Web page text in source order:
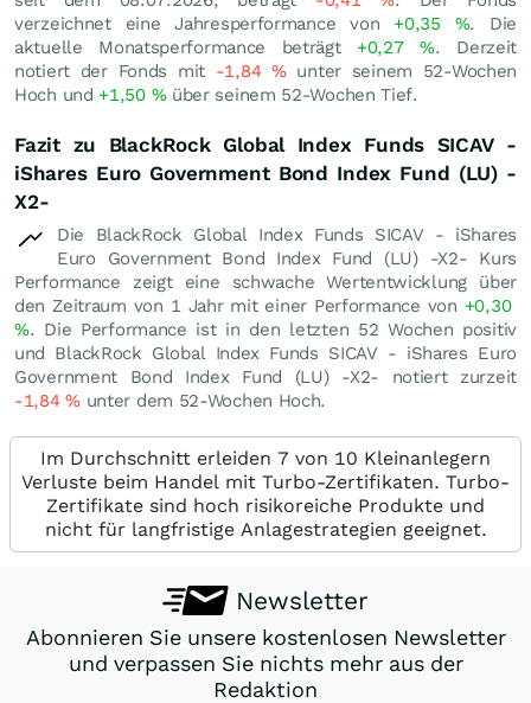
verzeichnet eine Jahresperformance von +0,35 %. Die
aktuelle Monatsperformance beträgt +0,27%. Derzeit
notiert der Fonds mit -1,84 %unter seinem 52-Wochen
Hoch und +1,50 %über seinem 52-Wochen Tief.
Fazit zu BlackRock Global Index Funds SICAV -
iShares Euro Government Bond Index Fund (LU) -
X2-
Die BlackRock Global Index Funds SICAV - iShares
Euro Government Bond Index Fund (LU) -X2- Kurs
Performance zeigt eine schwache Wertentwicklung über
den Zeitraum von 1 Jahr mit einer Performance von +0,30
%. Die Performance ist in den letzten 52 Wochen positiv
und BlackRock Global Index Funds SICAV - iShares Euro
Government Bond Index Fund (LU) -X2- notiert zurzeit
-1,84%unter dem 52-Wochen Hoch.
Im Durchschnitt erleiden 7 von 10 Kleinanlegern
Verluste beim Handel mit Turbo-Zertifikaten. Turbo-
Zertifikate sind hoch risikoreiche Produkte und
nicht für langfristige Anlagestrategien geeignet.
Newsletter
Abonnieren Sie unsere kostenlosen Newsletter
und verpassen Sie nichts mehr aus der
Redaktion